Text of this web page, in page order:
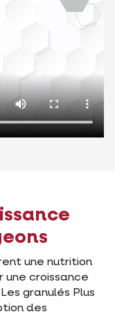
une nutrition
une croissance
granulés Plus
des